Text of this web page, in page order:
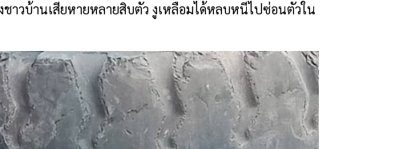
าวบ้านเสียหายหลายสิบตัว งูเหลือมได้หลบหนีไปซ่อนตัวใน